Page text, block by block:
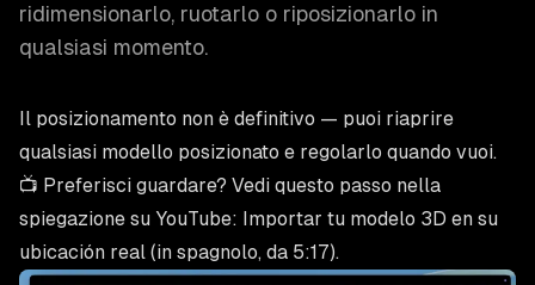
ridimensionarlo, ruotarlo o riposizionarlo in
qualsiasi momento.
Il posizionamento non è definitivo — puoi riaprire
qualsiasi modello posizionato e regolarlo quando vuoi.
📺 Preferisci guardare? Vedi questo passo nella
spiegazione su YouTube: Importar tu modelo 3D en su
ubicación real (in spagnolo, da 5:17).